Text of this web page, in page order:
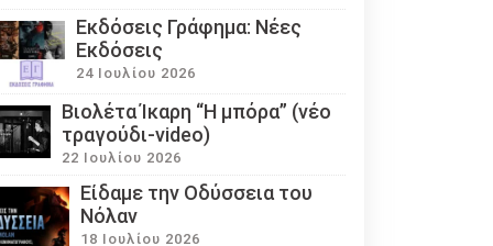
Εκδόσεις Γράφημα: Νέες
Εκδόσεις
24 Ιουλίου 2026
Βιολέτα Ίκαρη “Η μπόρα” (νέο
τραγούδι-video)
22 Ιουλίου 2026
Eίδαμε την Οδύσσεια του
Νόλαν
18 Ιουλίου 2026